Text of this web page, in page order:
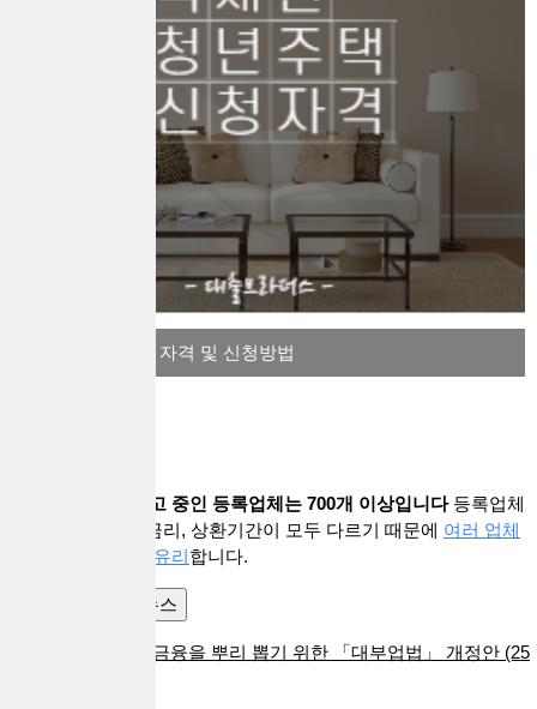
역세권 청년주택 자격 및 신청방법
대출브라더스에 광고 중인 등록업체는 700개 이상입니다등록업체
마다 기준과 상품, 금리, 상환기간이 모두 다르기 때문에 여러 업체
와 상담해보시는게 유리합니다.
금융뉴스
[공지] 불법사금융을 뿌리 뽑기 위한 「대부업법」 개정안 (25